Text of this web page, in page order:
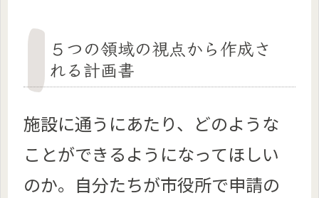
５つの領域の視点から作成さ
れる計画書
施設に通うにあたり、どのような
ことができるようになってほしい
のか。自分たちが市役所で申請の